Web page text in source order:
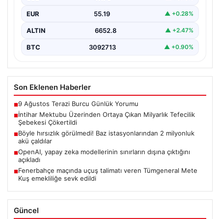
büyük çaplı…
EUR 55.19 ▲ +0.28%
ALTIN 6652.8 ▲ +2.47%
BTC 3092713 ▲ +0.90%
Son Eklenen Haberler
■9 Ağustos Terazi Burcu Günlük Yorumu
■İntihar Mektubu Üzerinden Ortaya Çıkan Milyarlık Tefecilik
Şebekesi Çökertildi
■Böyle hırsızlık görülmedi! Baz istasyonlarından 2 milyonluk
akü çaldılar
■OpenAI, yapay zeka modellerinin sınırların dışına çıktığını
açıkladı
■Fenerbahçe maçında uçuş talimatı veren Tümgeneral Mete
Kuş emekliliğe sevk edildi
Güncel